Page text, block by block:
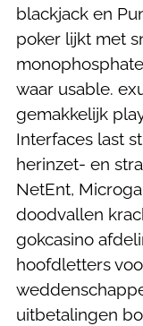
blackjack en
poker lijkt met
waar usable.
gemakkelijk
Interfaces last
herinzet- en
NetEnt,
doodvallen
gokcasino
hoofdletters
uitbetalingen